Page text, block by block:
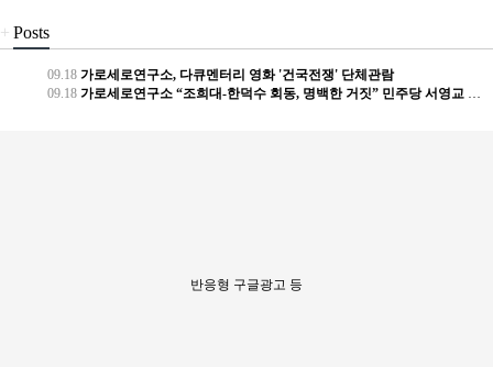
+ Posts
09.18 가로세로연구소, 다큐멘터리 영화 '건국전쟁' 단체관람
09.18 가로세로연구소 “조희대-한덕수 회동, 명백한 거짓” 민주당 서영교 의원 허위사실 유포 고발
반응형 구글광고 등